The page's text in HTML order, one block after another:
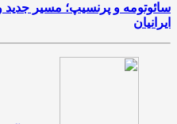
سائوتومه و پرنسیپ؛ مسیر جدید
ایرانیان